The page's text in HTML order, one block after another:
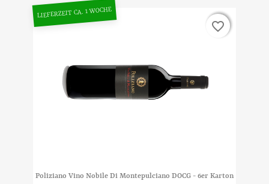
Poliziano Vino Nobile Di Montepulciano DOCG - 6er Karton
LIEFERZEIT CA. 1 WOCHE
favorite_border
favorite_border